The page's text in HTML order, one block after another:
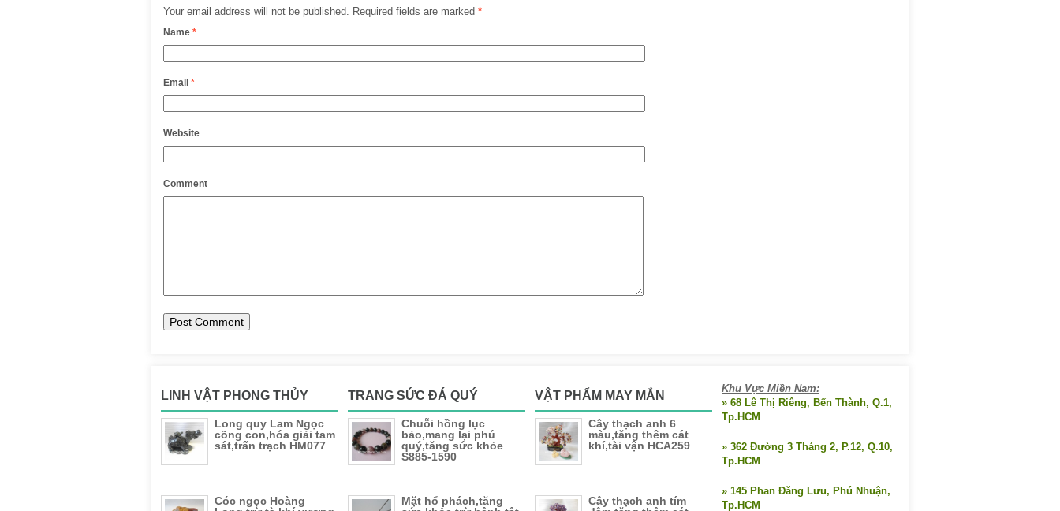
Your email address will not be published. Required fields are marked *
Name *
Email *
Website
Comment
LINH VẬT PHONG THỦY
Long quy Lam Ngọc
cõng con,hóa giải tam
sát,trấn trạch HM077
Cóc ngọc Hoàng
TRANG SỨC ĐÁ QUÝ
Chuỗi hồng lục
bảo,mang lại phú
quý,tăng sức khỏe
S885-1590
Mặt hổ phách,tăng
VẬT PHẨM MAY MẮN
Cây thạch anh 6
màu,tăng thêm cát
khí,tài vận HCA259
Cây thạch anh tím
Khu Vực Miền Nam:
» 68 Lê Thị Riêng, Bến Thành, Q.1,
Tp.HCM
» 362 Đường 3 Tháng 2, P.12, Q.10,
Tp.HCM
» 145 Phan Đăng Lưu, Phú Nhuận,
Tp.HCM